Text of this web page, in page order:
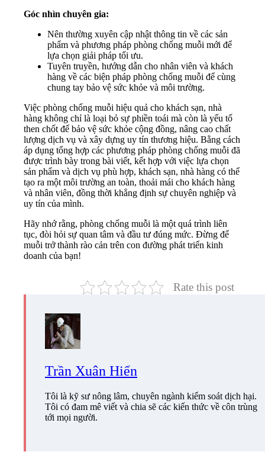
Góc nhìn chuyên gia:
Nên thường xuyên cập nhật thông tin về các sản
phẩm và phương pháp phòng chống muỗi mới để
lựa chọn giải pháp tối ưu.
Tuyên truyền, hướng dẫn cho nhân viên và khách
hàng về các biện pháp phòng chống muỗi để cùng
chung tay bảo vệ sức khỏe và môi trường.
Việc phòng chống muỗi hiệu quả cho khách sạn, nhà
hàng không chỉ là loại bỏ sự phiền toái mà còn là yếu tố
then chốt để bảo vệ sức khỏe cộng đồng, nâng cao chất
lượng dịch vụ và xây dựng uy tín thương hiệu. Bằng cách
áp dụng tổng hợp các phương pháp phòng chống muỗi đã
được trình bày trong bài viết, kết hợp với việc lựa chọn
sản phẩm và dịch vụ phù hợp, khách sạn, nhà hàng có thể
tạo ra một môi trường an toàn, thoải mái cho khách hàng
và nhân viên, đồng thời khẳng định sự chuyên nghiệp và
uy tín của mình.
Hãy nhớ rằng, phòng chống muỗi là một quá trình liên
tục, đòi hỏi sự quan tâm và đầu tư đúng mức. Đừng để
muỗi trở thành rào cản trên con đường phát triển kinh
doanh của bạn!
Rate this post
Trần Xuân Hiển
Tôi là kỹ sư nông lâm, chuyên ngành kiểm soát dịch hại.
Tôi có đam mê viết và chia sẽ các kiến thức về côn trùng
tới mọi người.